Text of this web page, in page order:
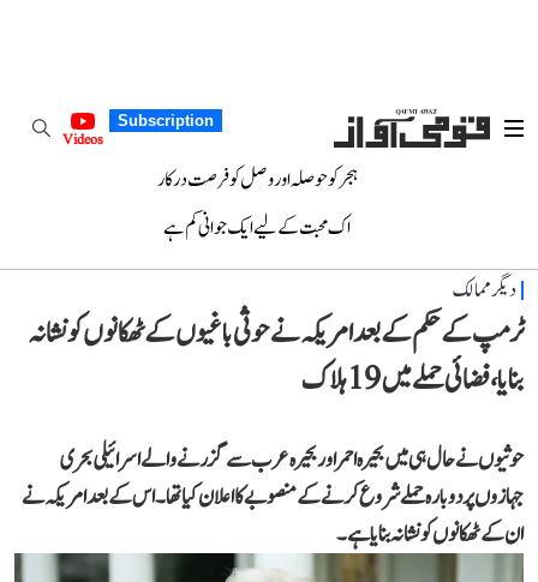
Subscription
Videos
ہجر کو حوصلہ اور وصل کو فرصت درکار
اک محبت کے لیے ایک جوانی کم ہے
دیگر ممالک
ٹرمپ کے حکم کے بعد امریکہ نے حوثی باغیوں کے ٹھکانوں کو نشانہ
بنایا، فضائی حملے میں 19 ہلاک
حوثیوں نے حال ہی میں بحیرہ احمر اور بحیرہ عرب سے گزرنے والے اسرائیلی بحری
جہازوں پر دوبارہ حملے شروع کرنے کے منصوبے کا اعلان کیا تھا۔ اس کے بعد امریکہ نے
ان کے ٹھکانوں کو نشانہ بنایا ہے۔